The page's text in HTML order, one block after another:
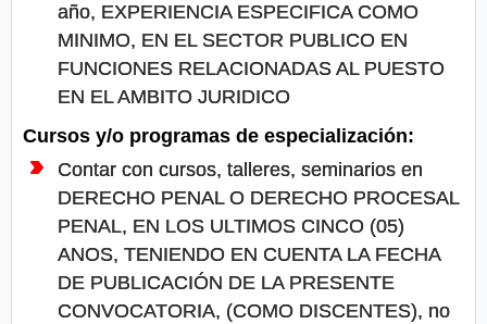
año, EXPERIENCIA ESPECIFICA COMO
MINIMO, EN EL SECTOR PUBLICO EN
FUNCIONES RELACIONADAS AL PUESTO
EN EL AMBITO JURIDICO
Cursos y/o programas de especialización:
Contar con cursos, talleres, seminarios en
DERECHO PENAL O DERECHO PROCESAL
PENAL, EN LOS ULTIMOS CINCO (05)
ANOS, TENIENDO EN CUENTA LA FECHA
DE PUBLICACIÓN DE LA PRESENTE
CONVOCATORIA, (COMO DISCENTES), no